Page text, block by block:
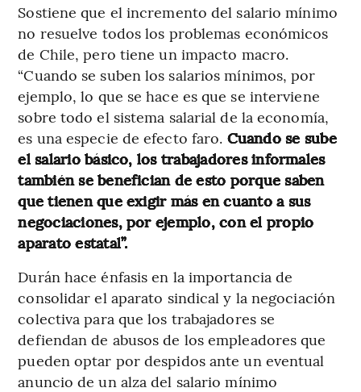
Sostiene que el incremento del salario mínimo
no resuelve todos los problemas económicos
de Chile, pero tiene un impacto macro.
“Cuando se suben los salarios mínimos, por
ejemplo, lo que se hace es que se interviene
sobre todo el sistema salarial de la economía,
es una especie de efecto faro. Cuando se sube
el salario básico, los trabajadores informales
también se benefician de esto porque saben
que tienen que exigir más en cuanto a sus
negociaciones, por ejemplo, con el propio
aparato estatal”.
Durán hace énfasis en la importancia de
consolidar el aparato sindical y la negociación
colectiva para que los trabajadores se
defiendan de abusos de los empleadores que
pueden optar por despidos ante un eventual
anuncio de un alza del salario mínimo